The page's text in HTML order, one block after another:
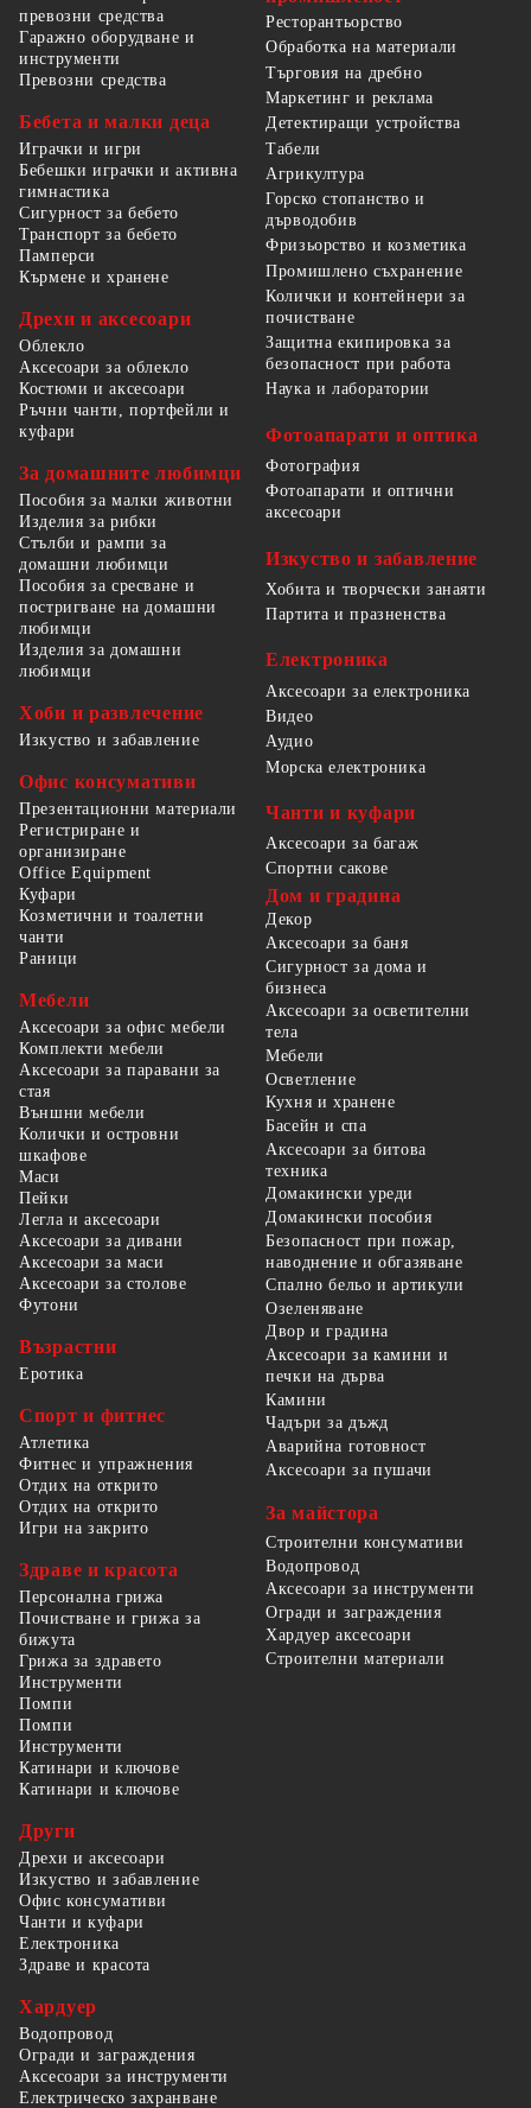
превозни средства
Гаражно оборудване и
инструменти
Превозни средства
Бебета и малки деца
Играчки и игри
Бебешки играчки и активна
гимнастика
Сигурност за бебето
Транспорт за бебето
Памперси
Кърмене и хранене
Дрехи и аксесоари
Облекло
Аксесоари за облекло
Костюми и аксесоари
Ръчни чанти, портфейли и
куфари
За домашните любимци
Пособия за малки животни
Изделия за рибки
Стълби и рампи за
домашни любимци
Пособия за сресване и
постригване на домашни
любимци
Изделия за домашни
любимци
Хоби и развлечение
Изкуство и забавление
Офис консумативи
Презентационни материали
Регистриране и
организиране
Office Equipment
Ресторантьорство
Обработка на материали
Търговия на дребно
Маркетинг и реклама
Детектиращи устройства
Табели
Агрикултура
Горско стопанство и
дърводобив
Фризьорство и козметика
Промишлено съхранение
Колички и контейнери за
почистване
Защитна екипировка за
безопасност при работа
Наука и лаборатории
Фотоапарати и оптика
Фотография
Фотоапарати и оптични
аксесоари
Изкуство и забавление
Хобита и творчески занаяти
Партита и празненства
Електроника
Аксесоари за електроника
Видео
Аудио
Морска електроника
Чанти и куфари
Аксесоари за багаж
Спортни сакове
Куфари
Козметични и тоалетни
чанти
Раници
Мебели
Аксесоари за офис мебели
Комплекти мебели
Аксесоари за паравани за
стая
Външни мебели
Колички и островни
шкафове
Маси
Пейки
Легла и аксесоари
Аксесоари за дивани
Аксесоари за маси
Аксесоари за столове
Футони
Възрастни
Еротика
Спорт и фитнес
Атлетика
Фитнес и упражнения
Отдих на открито
Отдих на открито
Игри на закрито
Здраве и красота
Персонална грижа
Почистване и грижа за
бижута
Грижа за здравето
Дом и градина
Декор
Аксесоари за баня
Сигурност за дома и
бизнеса
Аксесоари за осветителни
тела
Мебели
Осветление
Кухня и хранене
Басейн и спа
Аксесоари за битова
техника
Домакински уреди
Домакински пособия
Безопасност при пожар,
наводнение и обгазяване
Спално бельо и артикули
Озеленяване
Двор и градина
Аксесоари за камини и
печки на дърва
Камини
Чадъри за дъжд
Аварийна готовност
Аксесоари за пушачи
За майстора
Строителни консумативи
Водопровод
Аксесоари за инструменти
Огради и заграждения
Хардуер аксесоари
Строителни материали
Инструменти
Помпи
Помпи
Инструменти
Катинари и ключове
Катинари и ключове
Други
Дрехи и аксесоари
Изкуство и забавление
Офис консумативи
Чанти и куфари
Електроника
Здраве и красота
Хардуер
Водопровод
Огради и заграждения
Аксесоари за инструменти
Електрическо захранване